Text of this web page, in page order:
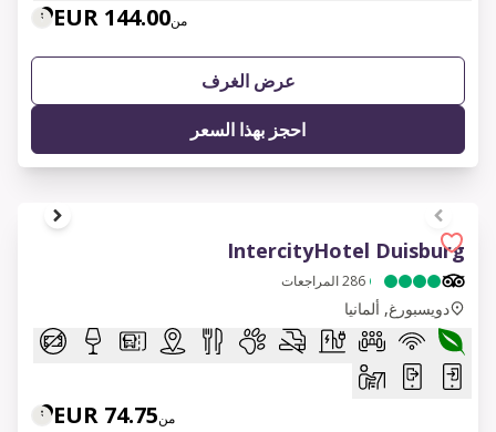
من144.00 EUR
عرض الغرف
احجز بهذا السعر
1 of 10
IntercityHotel Duisburg
286المراجعات
دويسبورغ, ألمانيا
من74.75 EUR